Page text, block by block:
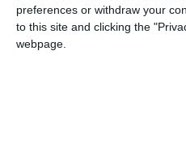
preferences or withdraw your
to this site and clicking the
webpage.